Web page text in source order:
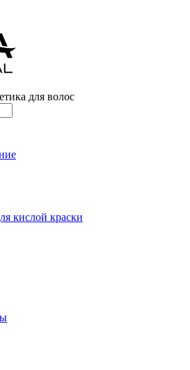
для волос
кислой краски